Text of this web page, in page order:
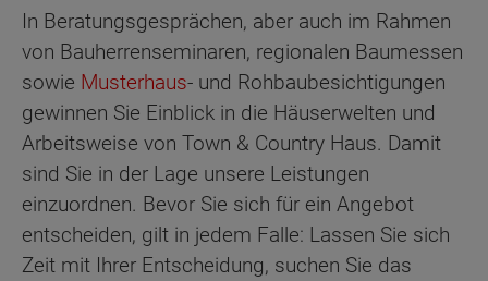
In Beratungsgesprächen, aber auch im Rahmen
von Bauherrenseminaren, regionalen Baumessen
sowie Musterhaus- und Rohbaubesichtigungen
gewinnen Sie Einblick in die Häuserwelten und
Arbeitsweise von Town & Country Haus. Damit
sind Sie in der Lage unsere Leistungen
einzuordnen. Bevor Sie sich für ein Angebot
entscheiden, gilt in jedem Falle: Lassen Sie sich
Zeit mit Ihrer Entscheidung, suchen Sie das